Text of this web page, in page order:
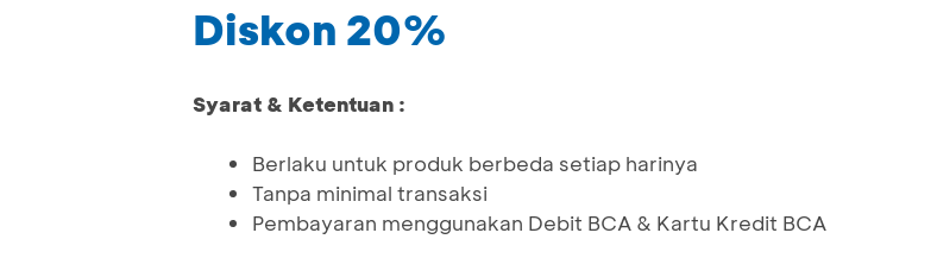
Diskon 20%
Syarat & Ketentuan :
Berlaku untuk produk berbeda setiap harinya
Tanpa minimal transaksi
Pembayaran menggunakan Debit BCA & Kartu Kredit BCA